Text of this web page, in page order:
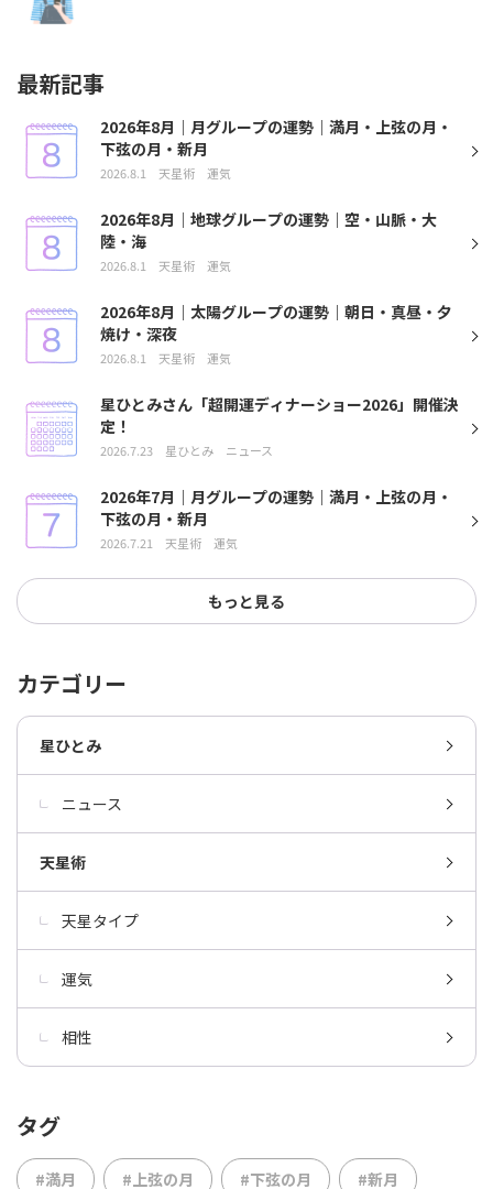
最新記事
2026年8月｜月グループの運勢｜満月・上弦の月・
下弦の月・新月
2026.8.1 天星術 運気
2026年8月｜地球グループの運勢｜空・山脈・大
陸・海
2026.8.1 天星術 運気
2026年8月｜太陽グループの運勢｜朝日・真昼・夕
焼け・深夜
2026.8.1 天星術 運気
星ひとみさん「超開運ディナーショー2026」開催決
定！
2026.7.23 星ひとみ ニュース
2026年7月｜月グループの運勢｜満月・上弦の月・
下弦の月・新月
2026.7.21 天星術 運気
もっと見る
カテゴリー
星ひとみ
ニュース
天星術
天星タイプ
運気
相性
タグ
#満月 #上弦の月 #下弦の月 #新月